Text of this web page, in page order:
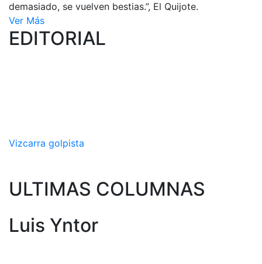
demasiado, se vuelven bestias.”, El Quijote.
Ver Más
EDITORIAL
Vizcarra golpista
ULTIMAS COLUMNAS
Luis Yntor